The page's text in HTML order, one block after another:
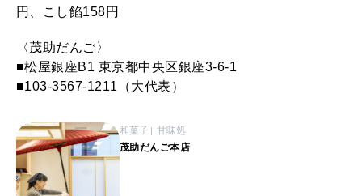
円、こし餡158円
〈茂助だんご〉
■松屋銀座B1 東京都中央区銀座3-6-1
■103-3567-1211（大代表）
和菓子 甘味処
茂助だんご本店